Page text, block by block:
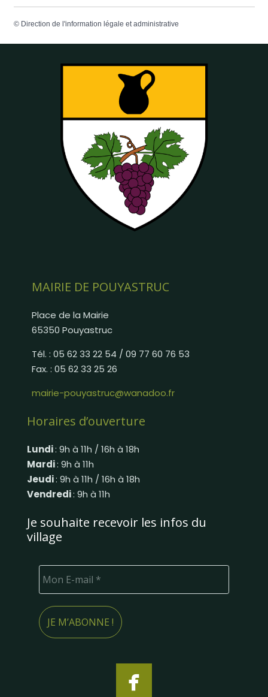
© Direction de l'information légale et administrative
MAIRIE DE POUYASTRUC
Place de la Mairie
65350 Pouyastruc
Tél. : 05 62 33 22 54 / 09 77 60 76 53
Fax. : 05 62 33 25 26
mairie-pouyastruc@wanadoo.fr
Horaires d’ouverture
Lundi: 9h à 11h / 16h à 18h
Mardi: 9h à 11h
Jeudi: 9h à 11h / 16h à 18h
Vendredi: 9h à 11h
Je souhaite recevoir les infos du
village